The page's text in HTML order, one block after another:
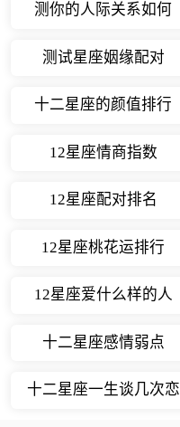
测你的人际关系如何
测试星座姻缘配对
十二星座的颜值排行
12星座情商指数
12星座配对排名
12星座桃花运排行
12星座爱什么样的人
十二星座感情弱点
十二星座一生谈几次恋